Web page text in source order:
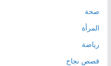
صحة
المرأة
رياضة
قصص نجاح